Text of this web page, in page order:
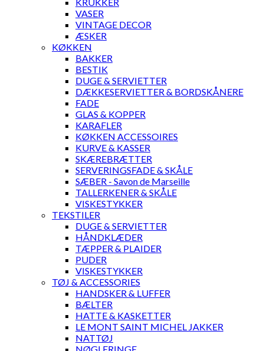
VASER
VINTAGE DECOR
ÆSKER
KØKKEN
BAKKER
BESTIK
DUGE & SERVIETTER
DÆKKESERVIETTER & BORDSKÅNERE
FADE
GLAS & KOPPER
KARAFLER
KØKKEN ACCESSOIRES
KURVE & KASSER
SKÆREBRÆTTER
SERVERINGSFADE & SKÅLE
SÆBER - Savon de Marseille
TALLERKENER & SKÅLE
VISKESTYKKER
TEKSTILER
DUGE & SERVIETTER
HÅNDKLÆDER
TÆPPER & PLAIDER
PUDER
VISKESTYKKER
TØJ & ACCESSORIES
HANDSKER & LUFFER
BÆLTER
HATTE & KASKETTER
LE MONT SAINT MICHEL JAKKER
NATTØJ